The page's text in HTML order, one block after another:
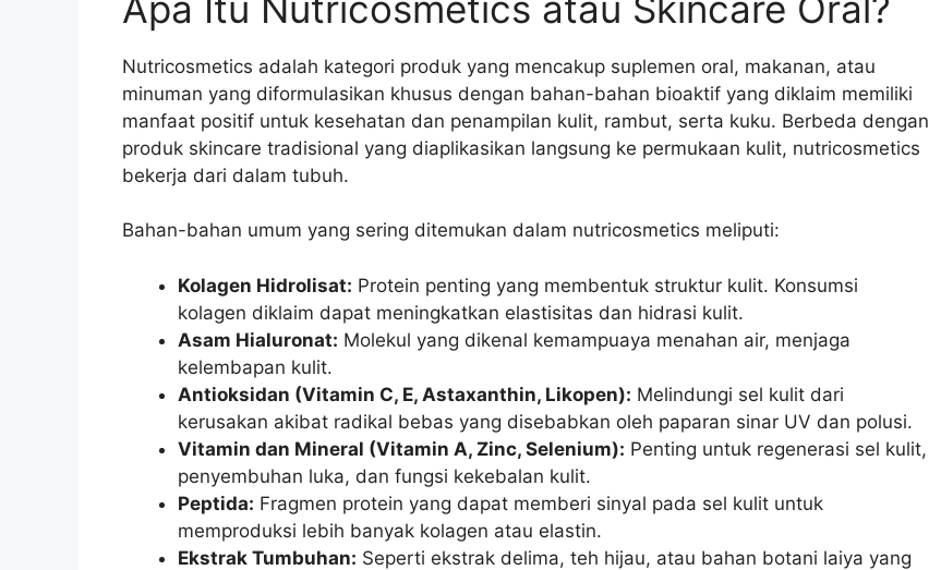
Nutricosmetics adalah kategori produk yang mencakup suplemen oral, makanan, atau
minuman yang diformulasikan khusus dengan bahan-bahan bioaktif yang diklaim memiliki
manfaat positif untuk kesehatan dan penampilan kulit, rambut, serta kuku. Berbeda dengan
produk skincare tradisional yang diaplikasikan langsung ke permukaan kulit, nutricosmetics
bekerja dari dalam tubuh.
Bahan-bahan umum yang sering ditemukan dalam nutricosmetics meliputi:
Kolagen Hidrolisat: Protein penting yang membentuk struktur kulit. Konsumsi
kolagen diklaim dapat meningkatkan elastisitas dan hidrasi kulit.
Asam Hialuronat: Molekul yang dikenal kemampuaya menahan air, menjaga
kelembapan kulit.
Antioksidan (Vitamin C, E, Astaxanthin, Likopen): Melindungi sel kulit dari
kerusakan akibat radikal bebas yang disebabkan oleh paparan sinar UV dan polusi.
Vitamin dan Mineral (Vitamin A, Zinc, Selenium): Penting untuk regenerasi sel kulit,
penyembuhan luka, dan fungsi kekebalan kulit.
Peptida: Fragmen protein yang dapat memberi sinyal pada sel kulit untuk
memproduksi lebih banyak kolagen atau elastin.
Ekstrak Tumbuhan: Seperti ekstrak delima, teh hijau, atau bahan botani laiya yang